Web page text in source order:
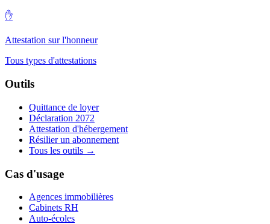
✋
Attestation sur l'honneur
Tous types d'attestations
Outils
Quittance de loyer
Déclaration 2072
Attestation d'hébergement
Résilier un abonnement
Tous les outils →
Cas d'usage
Agences immobilières
Cabinets RH
Auto-écoles